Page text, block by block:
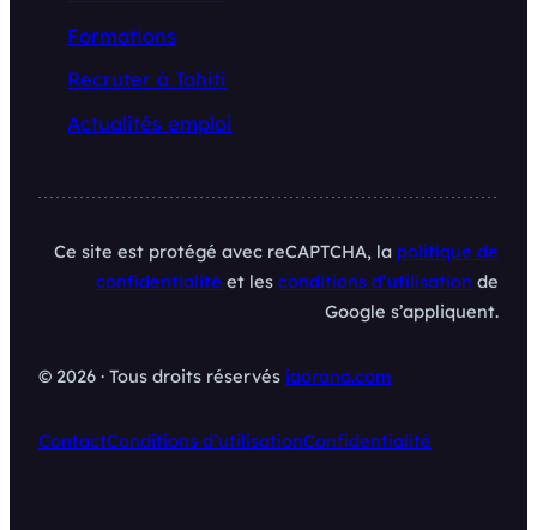
Formations
Recruter à Tahiti
Actualités emploi
Ce site est protégé avec reCAPTCHA, la politique de
confidentialité et les conditions d’utilisation de
Google s’appliquent.
© 2026 · Tous droits réservés iaorana.com
ContactConditions d’utilisationConfidentialité